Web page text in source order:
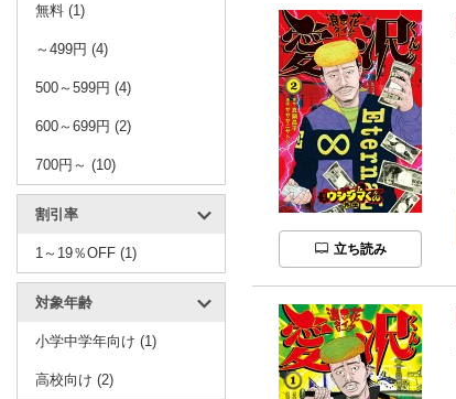
無料 (1)
～499円 (4)
500～599円 (4)
600～699円 (2)
700円～ (10)
割引率
1～19％OFF (1)
対象年齢
小学中学年向け (1)
高校向け (2)
立ち読み